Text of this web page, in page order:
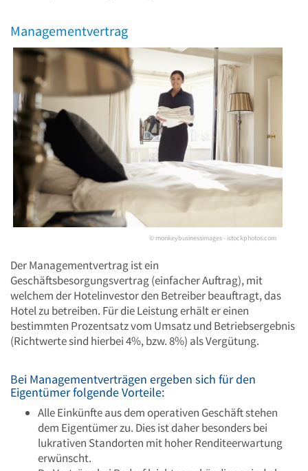
Managementvertrag
© monkeybusinessimages - istockphotos.com
Der Managementvertrag ist ein
Geschäftsbesorgungsvertrag (einfacher Auftrag), mit
welchem der Hotelinvestor den Betreiber beauftragt, das
Hotel zu betreiben. Für die Leistung erhält er einen
bestimmten Prozentsatz vom Umsatz und Betriebsergebnis
(Richtwerte sind hierbei 4%, bzw. 8%) als Vergütung.
Bei Managementverträgen ergeben sich für den
Eigentümer folgende Vorteile:
Alle Einkünfte aus dem operativen Geschäft stehen
dem Eigentümer zu. Dies ist daher besonders bei
lukrativen Standorten mit hoher Renditeerwartung
erwünscht.